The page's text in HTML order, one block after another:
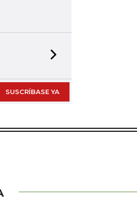
SUSCRÍBASE YA